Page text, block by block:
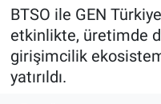
BTSO ile GEN
etkinlikte, üretimde
girişimcilik
yatırıldı.
Bilim, Teknoloji
KÜLTÜR-SANAT
Bursa Trafik
Süper Lig Puan